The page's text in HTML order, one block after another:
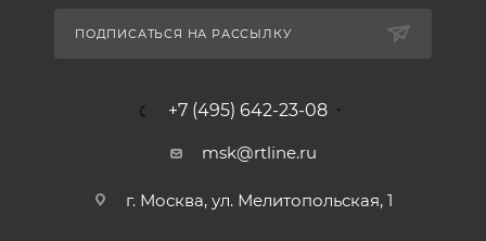
ПОДПИСАТЬСЯ НА РАССЫЛКУ
+7 (495) 642-23-08
msk@rtline.ru
г. Москва, ул. Мелитопольская, 1